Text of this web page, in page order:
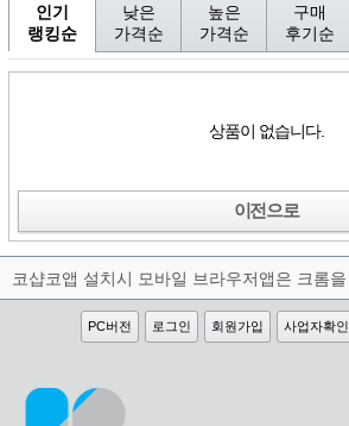
인기
랭킹순
낮은
가격순
높은
가격순
구매
후기순
상품이 없습니다.
이전으로
PC버전 로그인 회원가입 사업자확인